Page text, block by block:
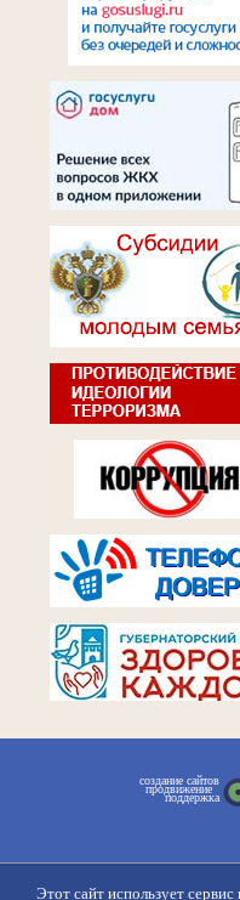
создание сайтов
продвижение
поддержка
Этот сайт использует